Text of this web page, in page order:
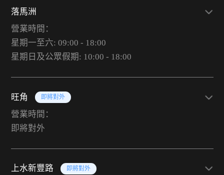
落馬洲
營業時間：
星期一至六: 09:00 - 18:00
星期日及公眾假期: 10:00 - 18:00
旺角 即將對外
營業時間：
即將對外
上水新豐路 即將對外